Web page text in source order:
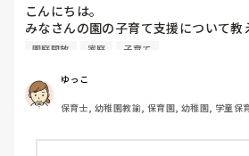
こんにちは。
みなさんの園の子育て支援について教
す。コロナも落ち着き、今年度から子
みなさんの園では、子育て支援どのく
すか？？また、どんなイベントが人気
園庭開放 家庭 子育て
ゆっこ
保育士, 幼稚園教諭, 保育園, 幼稚園, 学童保